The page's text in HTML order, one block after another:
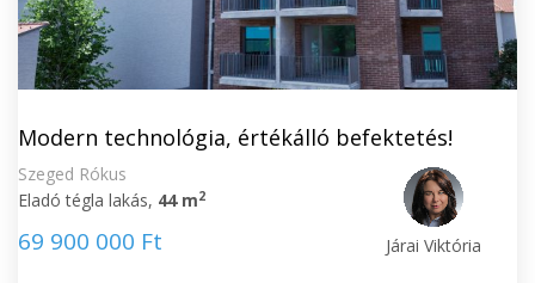
Modern technológia, értékálló befektetés!
Szeged Rókus
Eladó tégla lakás, 44 m2
69 900 000 Ft Járai Viktória